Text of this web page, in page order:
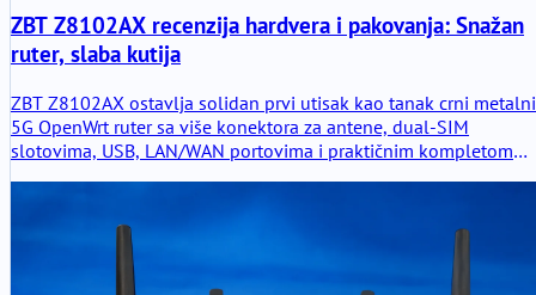
ZBT Z8102AX recenzija hardvera i pakovanja: Snažan
ruter, slaba kutija
ZBT Z8102AX ostavlja solidan prvi utisak kao tanak crni metalni
5G OpenWrt ruter sa više konektora za antene, dual-SIM
slotovima, USB, LAN/WAN portovima i praktičnim kompletom